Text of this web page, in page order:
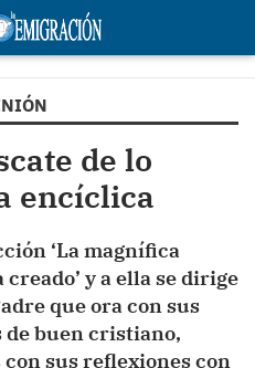
de lo
encíclica
‘La magnífica
y a ella se dirige
que ora con sus
buen cristiano,
sus reflexiones con